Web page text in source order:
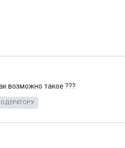
возможно такое ???